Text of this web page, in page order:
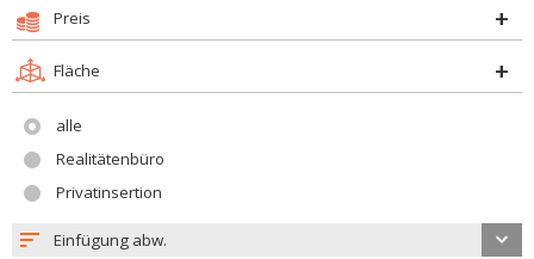
Preis
Fläche
alle
Realitätenbüro
Privatinsertion
Einfügung abw.